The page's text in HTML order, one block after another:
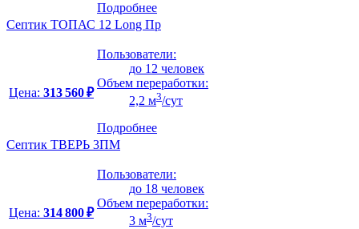
Подробнее
Септик ТОПАС 12 Long Пр
Цена: 313 560 ₽
Пользователи:
до 12 человек
Объем переработки:
2,2 м3/сут
Подробнее
Септик ТВЕРЬ 3ПМ
Цена: 314 800 ₽
Пользователи:
до 18 человек
Объем переработки:
3 м3/сут